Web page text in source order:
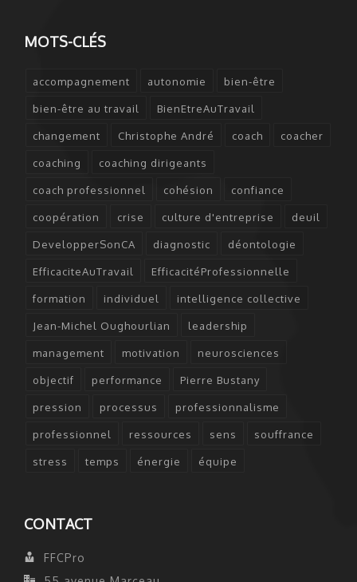
MOTS-CLÉS
accompagnement autonomie bien-être
bien-être au travail BienEtreAuTravail
changement Christophe André coach coacher
coaching coaching dirigeants
coach professionnel cohésion confiance
coopération crise culture d'entreprise deuil
DevelopperSonCA diagnostic déontologie
EfficaciteAuTravail EfficacitéProfessionnelle
formation individuel intelligence collective
Jean-Michel Oughourlian leadership
management motivation neurosciences
objectif performance Pierre Bustany
pression processus professionnalisme
professionnel ressources sens souffrance
stress temps énergie équipe
CONTACT
FFCPro